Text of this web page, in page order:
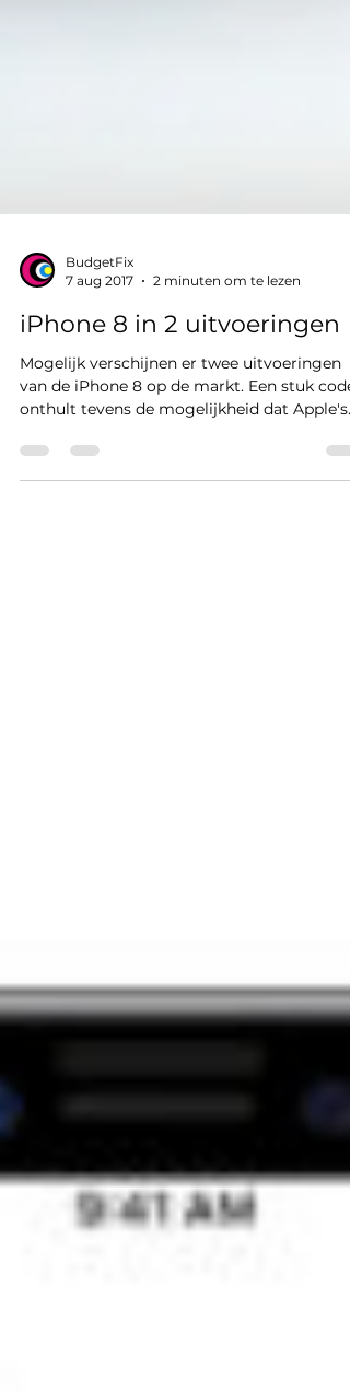
7 aug 2017
2 minuten om te lezen
iPhone 8 in 2 uitvoeringen
Mogelijk verschijnen er twee uitvoeringen
onthult tevens de mogelijkheid dat Apple's...